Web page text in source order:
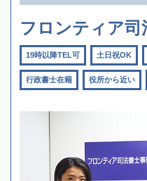
フロンティア司
19時以降TEL可 土日祝OK
行政書士在籍 役所から近い